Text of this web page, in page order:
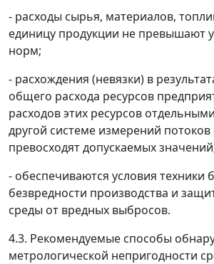
- расходы сырья, материалов,
единицу продукции не превышают
норм;
- расхождения (невязки) в
общего расхода ресурсов
расходов этих ресурсов
другой системе измерений потоков
превосходят допускаемых
- обеспечиваются условия техники
безвредности производства и
среды от вредных выбросов.
4.3. Рекомендуемые способы
метрологической непригодности